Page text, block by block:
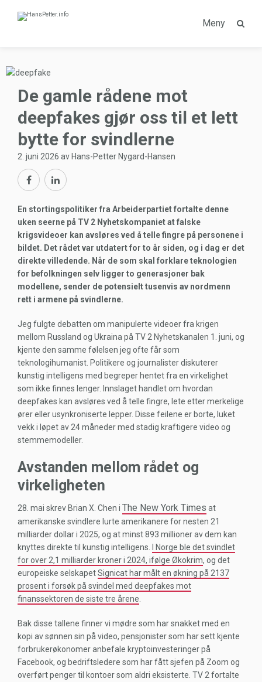
Meny
De gamle rådene mot
deepfakes gjør oss til et lett
bytte for svindlerne
2. juni 2026 av Hans-Petter Nygard-Hansen
En stortingspolitiker fra Arbeiderpartiet fortalte denne
uken seerne på TV 2 Nyhetskompaniet at falske
krigsvideoer kan avsløres ved å telle fingre på personene i
bildet. Det rådet var utdatert for to år siden, og i dag er det
direkte villedende. Når de som skal forklare teknologien
for befolkningen selv ligger to generasjoner bak
modellene, sender de potensielt tusenvis av nordmenn
rett i armene på svindlerne.
Jeg fulgte debatten om manipulerte videoer fra krigen
mellom Russland og Ukraina på TV 2 Nyhetskanalen 1. juni, og
kjente den samme følelsen jeg ofte får som
teknologihumanist. Politikere og journalister diskuterer
kunstig intelligens med begreper hentet fra en virkelighet
som ikke finnes lenger. Innslaget handlet om hvordan
deepfakes kan avsløres ved å telle fingre, lete etter merkelige
ører eller usynkroniserte lepper. Disse feilene er borte, luket
vekk i løpet av 24 måneder med stadig kraftigere video og
stemmemodeller.
Avstanden mellom rådet og
virkeligheten
28. mai skrev Brian X. Chen i The New York Times at
amerikanske svindlere lurte amerikanere for nesten 21
milliarder dollar i 2025, og at minst 893 millioner av dem kan
knyttes direkte til kunstig intelligens.
I Norge ble det svindlet
for over 2,1 milliarder kroner i 2024, ifølge Økokrim, og det
europeiske selskapetSignicat har målt en økning på 2137
prosent i forsøk på svindel med deepfakes mot
finanssektoren de siste tre årene
Bak disse tallene finner vi mødre som har snakket med en
kopi av sønnen sin på video, pensjonister som har sett kjente
forbrukerøkonomer anbefale kryptoinvesteringer på
Facebook, og bedriftsledere som har fått sjefen på Zoom og
overført penger til kontoer som aldri eksisterte. TV 2 fortalte